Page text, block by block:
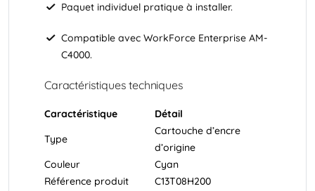
Paquet individuel pratique à installer.
Compatible avec WorkForce Enterprise AM-
C4000.
Caractéristiques techniques
Caractéristique
Détail
Type
Cartouche d’encre
d’origine
Couleur
Cyan
Référence produit
C13T08H200